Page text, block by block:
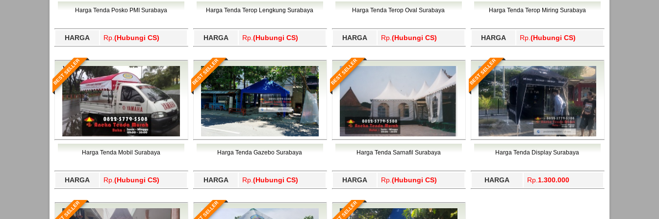
Bawang Barat, Tulangbawang, Tulungagung, Wajo, Wakatobi, Waropen, Way Kanan, Wonogiri, Wonosobo, Yahukimo, Yalimo, Yogyakarta.
Harga Tenda Posko PMI Surabaya
HARGA Rp. (Hubungi CS)
Harga Tenda Terop Lengkung Surabaya
HARGA Rp. (Hubungi CS)
Harga Tenda Terop Oval Surabaya
HARGA Rp. (Hubungi CS)
Harga Tenda Terop Miring Surabaya
HARGA Rp. (Hubungi CS)
BEST SELLER
Harga Tenda Mobil Surabaya
HARGA Rp. (Hubungi CS)
BEST SELLER
Harga Tenda Gazebo Surabaya
HARGA Rp. (Hubungi CS)
BEST SELLER
Harga Tenda Sarnafil Surabaya
HARGA Rp. (Hubungi CS)
BEST SELLER
Harga Tenda Display Surabaya
HARGA Rp. 1.300.000